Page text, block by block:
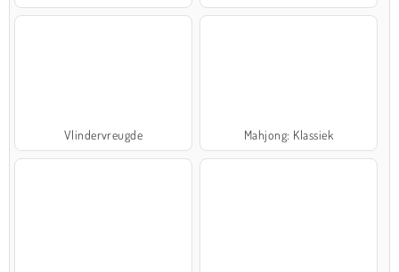
Vlindervreugde Mahjong: Klassiek